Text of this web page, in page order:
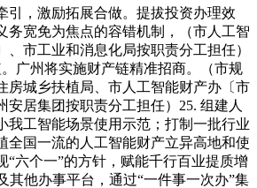
，激励拓展合做。提拔投资办理效
务宽免为焦点的容错机制，（市人工智
、市工业和消息化局按职责分工担任）
广州将实施财产链精准招商。（市规
房城乡扶植局、市人工智能财产办〔市
安居集团按职责分工担任）25. 组建人
我工智能场景使用示范；打制一批行业
全国一流的人工智能财产立异高地和使
“六个一”的方针，赋能千行百业提质增
其他办事平台，通过“一件事一次办”集